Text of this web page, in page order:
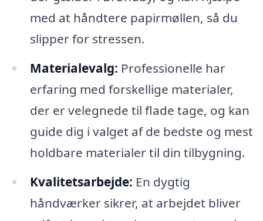
med at håndtere papirmøllen, så du
slipper for stressen.
Materialevalg: Professionelle har
erfaring med forskellige materialer,
der er velegnede til flade tage, og kan
guide dig i valget af de bedste og mest
holdbare materialer til din tilbygning.
Kvalitetsarbejde: En dygtig
håndværker sikrer, at arbejdet bliver